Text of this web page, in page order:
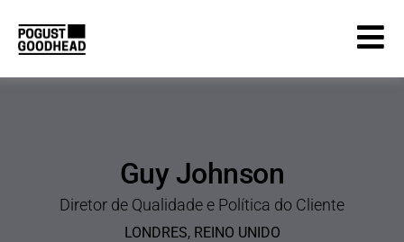
Guy Johnson
Diretor de Qualidade e Política do Cliente
LONDRES, REINO UNIDO